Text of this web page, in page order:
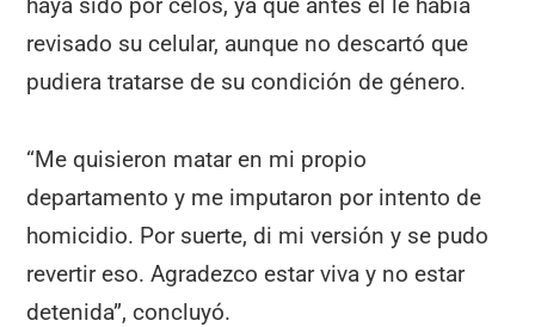
haya sido por celos, ya que antes él le había
revisado su celular, aunque no descartó que
pudiera tratarse de su condición de género.
“Me quisieron matar en mi propio
departamento y me imputaron por intento de
homicidio. Por suerte, di mi versión y se pudo
revertir eso. Agradezco estar viva y no estar
detenida”, concluyó.